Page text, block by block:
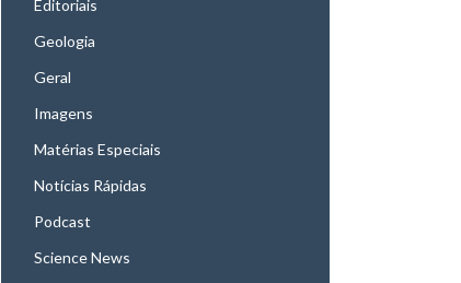
Editoriais
Geologia
Geral
Imagens
Matérias Especiais
Notícias Rápidas
Podcast
Science News